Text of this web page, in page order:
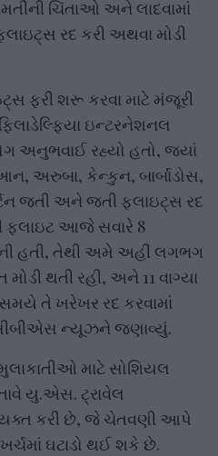
ચિંતાઓ અને લાદવામાં
રદ કરી અથવા મોડી
ફરી શરૂ કરવા માટે મંજૂરી
ઇન્ટરનેશનલ
અનુભવાઈ રહ્યો હતો, જ્યાં
અરુબા, કેન્કુન, બાર્બાડોસ,
જતી અને જતી ફ્લાઇટ્સ રદ
ફ્લાઇટ આજે સવારે 8
હતી, તેથી અમે અહીં લગભગ
થતી રહી, અને 11 વાગ્યા
તે ખરેખર રદ કરવામાં
ન્યૂઝને જણાવ્યું.
માટે સોશિયલ
યુ.એસ. ટ્રાવેલ
કરી છે, જે ચેતવણી આપે
ઘટાડો થઈ શકે છે.